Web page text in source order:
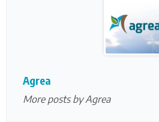
Agrea
More posts by Agrea